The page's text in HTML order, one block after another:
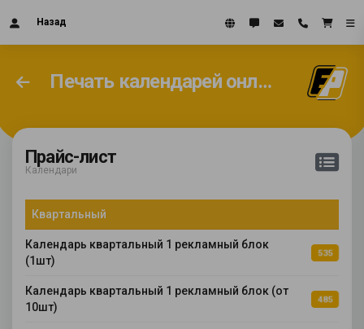
Назад
Печать календарей онлайн
Прайс-лист
Календари
Квартальный
Календарь квартальный 1 рекламный блок
(1шт)
535
Календарь квартальный 1 рекламный блок (от
10шт)
485